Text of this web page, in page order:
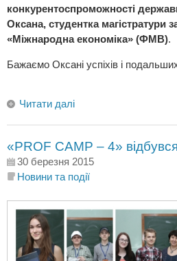
конкурентоспроможності
Оксана, студентка магістратури
«Міжнародна економіка» (ФМВ).
Бажаємо Оксані успіхів і
Читати далі
«PROF CAMP – 4»
30 березня 2015
Новини та події